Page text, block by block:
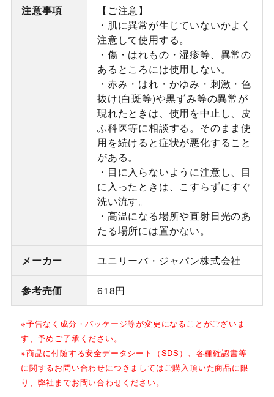
注意事項
【ご注意】
・肌に異常が生じていないかよく
注意して使用する。
・傷・はれもの・湿疹等、異常の
あるところには使用しない。
・赤み・はれ・かゆみ・刺激・色
抜け(白斑等)や黒ずみ等の異常が
現れたときは、使用を中止し、皮
ふ科医等に相談する。そのまま使
用を続けると症状が悪化すること
がある。
・目に入らないように注意し、目
に入ったときは、こすらずにすぐ
洗い流す。
・高温になる場所や直射日光のあ
たる場所には置かない。
メーカー ユニリーバ・ジャパン株式会社
参考売価 618円
※予告なく成分・パッケージ等が変更になることがございま
す、予めご了承ください。
※商品に付随する安全データシート（SDS）、各種確認書等
に関するお問い合わせにつきましてはご購入頂いた商品に限
り、弊社までお問い合わせください。